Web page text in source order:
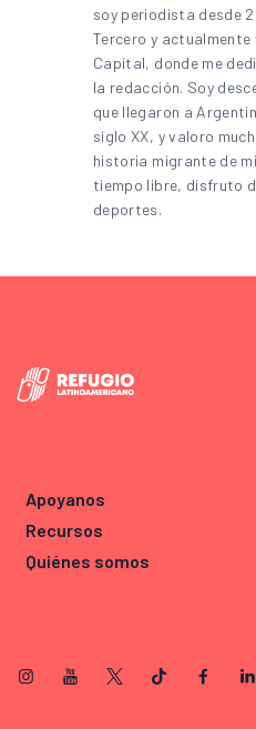
soy periodista desde
Tercero y actualmente
Capital, donde me
la redacción. Soy
que llegaron a
siglo XX, y valoro
historia migrante de
tiempo libre, disfruto
deportes.
Apoyanos
Recursos
Quiénes somos